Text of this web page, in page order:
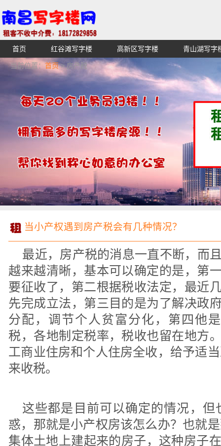
【不收中介费】南昌写字楼出租租赁招租出售,找高端高
湖青云谱写字楼
首页 红谷滩写字楼 高新区写字楼 青山湖写字
当前位置： 首页> 房产税
当小产权遇到房产税会有几种情况？
最近，房产税的消息一直不断，而
越来越清晰，基本可以确定的是，第
要征收了，第二根据税收法定，最近
先完成立法，第三目的是为了解决政
分配，调节个人贫富分化，第四他
税，各地制定税率，税收也留在地方
工商业住房和个人住房全收，给予适
来收税。
这些都是目前可以确定的情况，
惑，那就是小产权房该怎么办？也就
集体土地上建起来的房子，这种房子